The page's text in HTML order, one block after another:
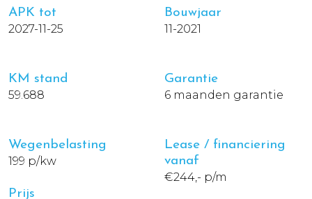
APK tot
2027-11-25
Bouwjaar
11-2021
KM stand
59.688
Garantie
6 maanden garantie
Wegenbelasting
199 p/kw
Lease / financiering
vanaf
€244,- p/m
Prijs